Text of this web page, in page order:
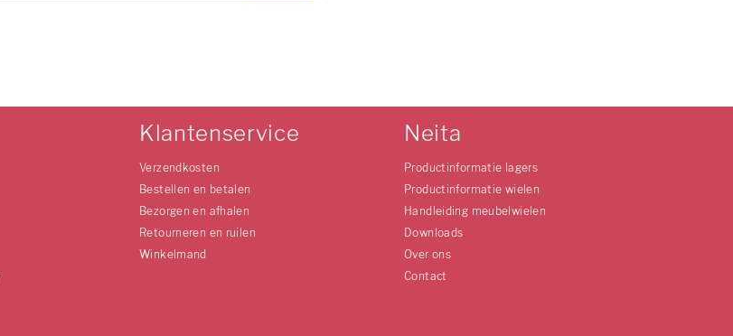
Klantenservice
Verzendkosten
Bestellen en betalen
Bezorgen en afhalen
Retourneren en ruilen
Winkelmand
Neita
Productinformatie lagers
Productinformatie wielen
Handleiding meubelwielen
Downloads
Over ons
Contact